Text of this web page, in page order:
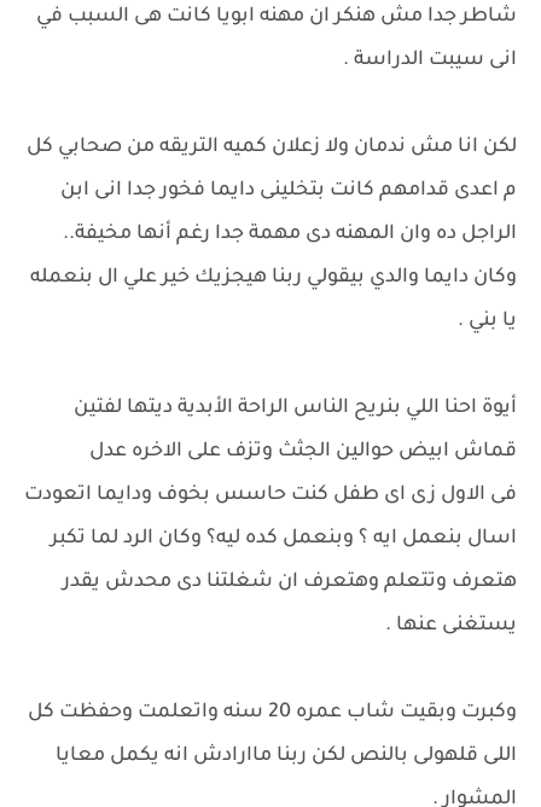
شاطر جدا مش هنكر ان مهنه ابويا كانت هى السبب في
انى سيبت الدراسة .
لكن انا مش ندمان ولا زعلان كميه التريقه من صحابي كل
م اعدى قدامهم كانت بتخلينى دايما فخور جدا انى ابن
الراجل ده وان المهنه دى مهمة جدا رغم أنها مخيفة..
وكان دايما والدي بيقولي ربنا هيجزيك خير علي ال بنعمله
يا بني .
أيوة احنا اللي بنريح الناس الراحة الأبدية ديتها لفتين
قماش ابيض حوالين الجثث وتزف على الاخره عدل
فى الاول زى اى طفل كنت حاسس بخوف ودايما اتعودت
اسال بنعمل ايه ؟ وبنعمل كده ليه؟ وكان الرد لما تكبر
هتعرف وتتعلم وهتعرف ان شغلتنا دى محدش يقدر
يستغنى عنها .
وكبرت وبقيت شاب عمره 20 سنه واتعلمت وحفظت كل
اللى قلهولى بالنص لكن ربنا ماارادش انه يكمل معايا
المشوار .